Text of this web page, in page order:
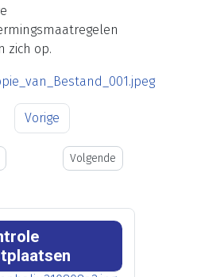
zich op.
Vorige
DoelstellingenVolgende artikel: Contact
Volgende